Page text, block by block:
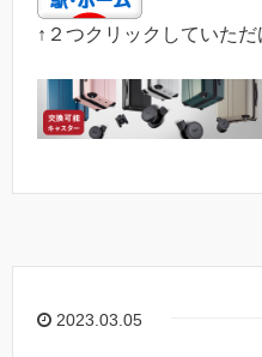
↑２つクリックしていた
2023.03.05